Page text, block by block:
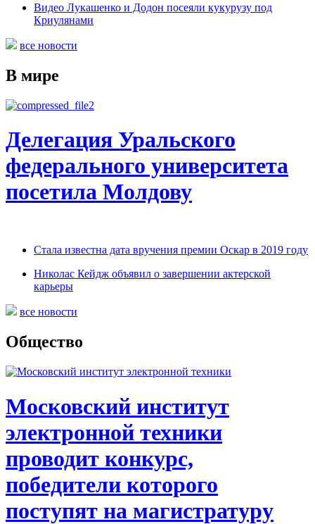
Видео Лукашенко и Додон посеяли кукурузу под
Криулянами
все новости
В мире
Делегация Уральского
федерального университета
посетила Молдову
Стала известна дата вручения премии Оскар в 2019 году
Николас Кейдж объявил о завершении актерской
карьеры
все новости
Общество
Московский институт
электронной техники
проводит конкурс,
победители которого
поступят на магистратуру